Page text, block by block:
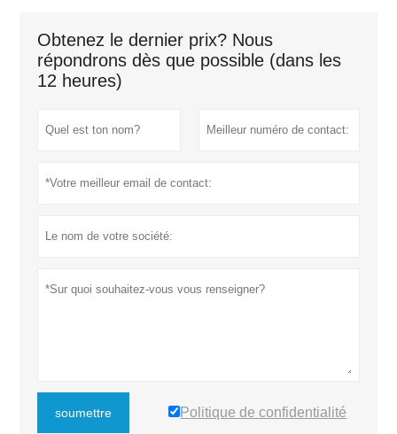
Obtenez le dernier prix? Nous
répondrons dès que possible (dans les
12 heures)
soumettre Politique de confidentialité